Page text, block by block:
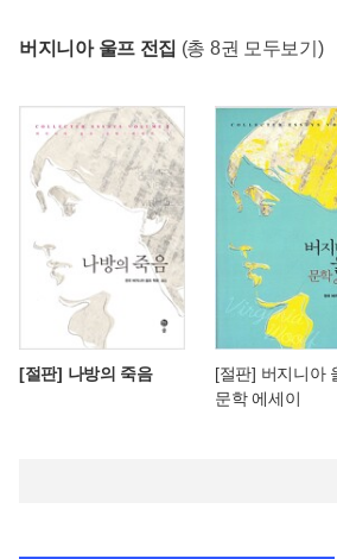
버지니아 울프 전집 (총 8권 모두보기)
[절판] 나방의 죽음
[절판] 버지니아
문학 에세이